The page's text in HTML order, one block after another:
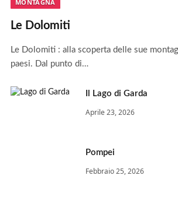
MONTAGNA
Le Dolomiti
Le Dolomiti : alla scoperta delle sue
paesi. Dal punto di…
Il Lago di Garda
Aprile 23, 2026
Pompei
Febbraio 25, 2026